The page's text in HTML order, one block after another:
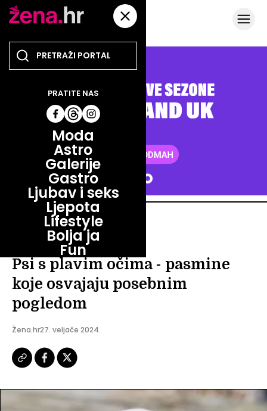
Moda
Astro
Galerije
Gastro
Ljubav i seks
Ljepota
Lifestyle
Bolja ja
Fun
PRATITE NAS
LIFESTYLE
VAU, VAU!
Psi s plavim očima - pasmine
koje osvajaju posebnim
pogledom
Žena.hr27. veljače 2024.